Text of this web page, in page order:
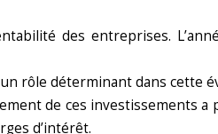
des entreprises.
rôle déterminant dans cette
de ces investissements
d’intérêt.